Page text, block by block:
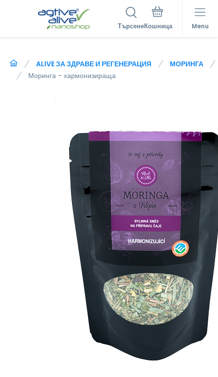
Търсене Menu
ALIVE ЗА ЗДРАВЕ И РЕГЕНЕРАЦИЯ
МОРИНГА
Моринга - хармонизираща